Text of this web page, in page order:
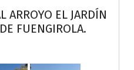
ARROYO EL JARDÍN
FUENGIROLA.